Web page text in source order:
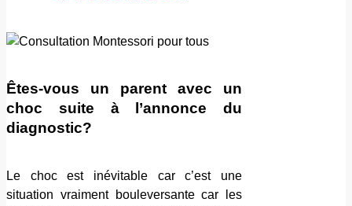
Êtes-vous un parent avec un
choc suite à l’annonce du
diagnostic?
Le choc est inévitable car c’est une
situation vraiment bouleversante car les